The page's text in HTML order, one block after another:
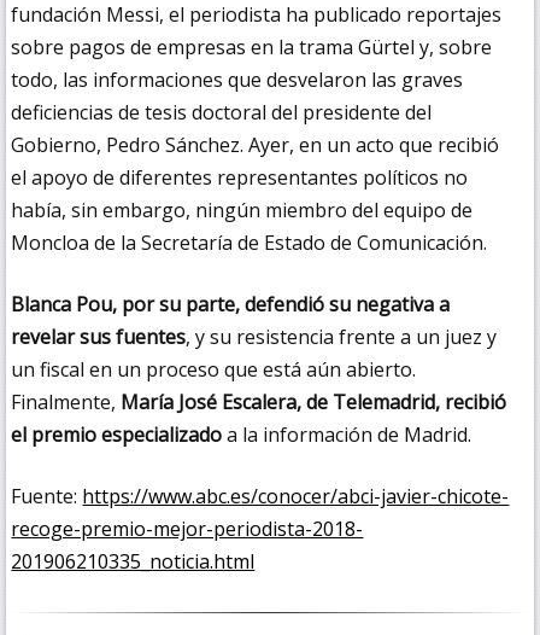
fundación Messi, el periodista ha publicado reportajes
sobre pagos de empresas en la trama Gürtel y, sobre
todo, las informaciones que desvelaron las graves
deficiencias de tesis doctoral del presidente del
Gobierno, Pedro Sánchez. Ayer, en un acto que recibió
el apoyo de diferentes representantes políticos no
había, sin embargo, ningún miembro del equipo de
Moncloa de la Secretaría de Estado de Comunicación.
Blanca Pou, por su parte, defendió su negativa a
revelar sus fuentes, y su resistencia frente a un juez y
un fiscal en un proceso que está aún abierto.
Finalmente, María José Escalera, de Telemadrid, recibió
el premio especializadoa la información de Madrid.
Fuente: https://www.abc.es/conocer/abci-javier-chicote-
recoge-premio-mejor-periodista-2018-
201906210335_noticia.html